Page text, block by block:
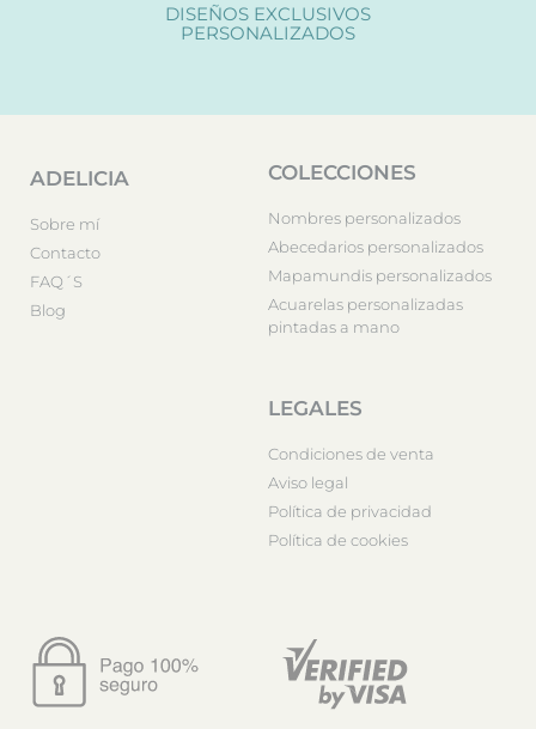
DISEÑOS EXCLUSIVOS
PERSONALIZADOS
ADELICIA
Sobre mí
Contacto
FAQ´S
Blog
COLECCIONES
Nombres personalizados
Abecedarios personalizados
Mapamundis personalizados
Acuarelas personalizadas
pintadas a mano
LEGALES
Condiciones de venta
Aviso legal
Política de privacidad
Política de cookies